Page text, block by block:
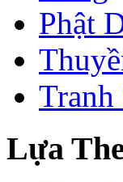
Phật
Lựa